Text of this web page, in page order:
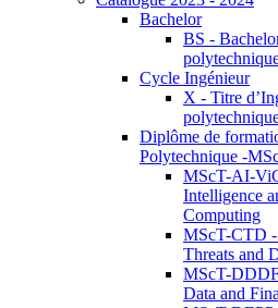
Bachelor
BS -
Cycle Ingénieur
X - Titre
Diplôme de
Polytechnique -
MScT-AI-
Intelligence
Computing
MScT-CTD
Threats and
MScT-
Data and